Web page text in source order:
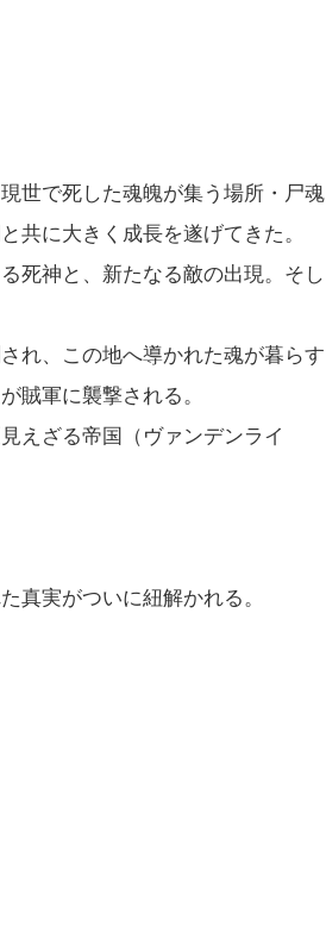
世で死した魂魄が集う場所・尸魂
共に大きく成長を遂げてきた。
死神と、新たなる敵の出現。そし
れ、この地へ導かれた魂が暮らす
賊軍に襲撃される。
えざる帝国（ヴァンデンライ
真実がついに紐解かれる。